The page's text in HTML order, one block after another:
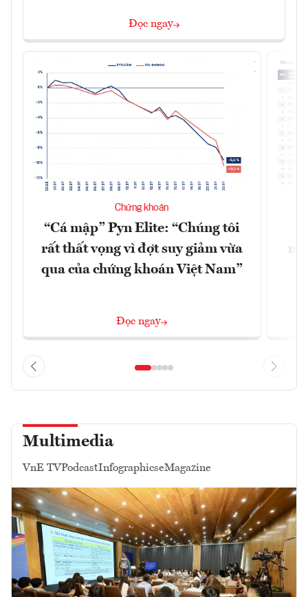
Đọc ngay
Chứng khoán
“Cá mập” Pyn Elite: “Chúng tôi
rất thất vọng vì đợt suy giảm vừa
qua của chứng khoán Việt Nam”
Đọc ngay
Multimedia
VnE TVPodcastInfographicseMagazine